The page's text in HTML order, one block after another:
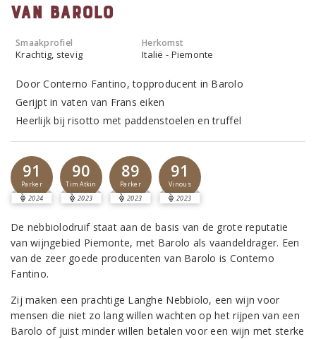
van Barolo
Smaakprofiel
Krachtig, stevig
Herkomst
Italië - Piemonte
Door Conterno Fantino, topproducent in Barolo
Gerijpt in vaten van Frans eiken
Heerlijk bij risotto met paddenstoelen en truffel
91
Parker
2024
90
Tim Atkin
2023
89
Parker
2023
91
Vinous
2023
De nebbiolodruif staat aan de basis van de grote reputatie
van wijngebied Piemonte, met Barolo als vaandeldrager. Een
van de zeer goede producenten van Barolo is Conterno
Fantino.
Zij maken een prachtige Langhe Nebbiolo, een wijn voor
mensen die niet zo lang willen wachten op het rijpen van een
Barolo of juist minder willen betalen voor een wijn met sterke